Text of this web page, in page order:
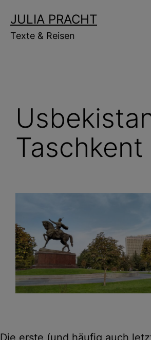
Inhalt
springen
JULIA PRACHT
Texte & Reisen
Taschkent
Die erste (und häufig auch